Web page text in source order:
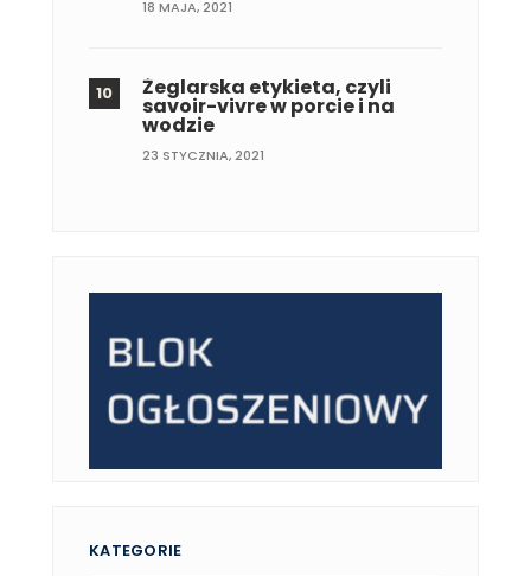
18 MAJA, 2021
Żeglarska etykieta, czyli
savoir-vivre w porcie i na
wodzie
23 STYCZNIA, 2021
KATEGORIE